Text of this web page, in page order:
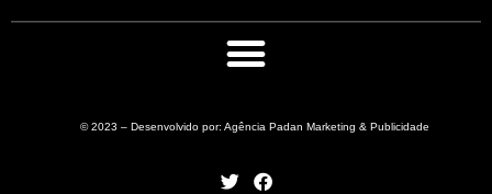
© 2023 – Desenvolvido por: Agência Padan Marketing & Publicidade